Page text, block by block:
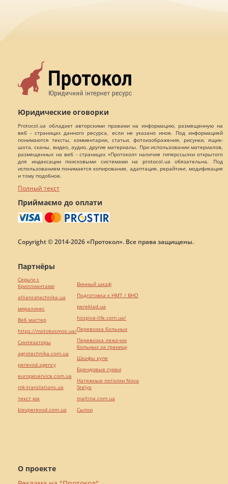
Юридические оговорки
Protocol.ua обладает авторскими правами на информацию, размещенную на
веб - страницах данного ресурса, если не указано иное. Под информацией
понимаются тексты, комментарии, статьи, фотоизображения, рисунки, ящик-
шота, сканы, видео, аудио, другие материалы. При использовании материалов,
размещенных на веб - страницах «Протокол» наличие гиперссылки открытого
для индексации поисковыми системами на protocol.ua обязательна. Под
использованием понимается копирования, адаптация, рерайтинг, модификация
и тому подобное.
Полный текст
Приймаємо до оплати
Copyright © 2014-2026 «Протокол». Все права защищены.
О проекте
Партнёры
Серьги с
бриллиантами
alliancetechnika.ua
миралинкс
Веб мастер
https://motokosmos.ua/
Синтезаторы
agrotechnika.com.ua
perevod.agency
europeservice.com.ua
mk-translations.ua
текст юа
kievperevod.com.ua
Винный шкаф
Подготовка к НМТ / ВНО
pereklad.ua
hospice-life.com.ua/
Перевозка больных
Перевозка лежачих
больных за границу
Шкафы купе
Брендовые сумки
Натяжные потолки Nova
Stelya
maltina.com.ua
Cылки